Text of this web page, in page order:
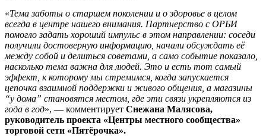
«Тема заботы о старшем поколении и о здоровье в целом
всегда в центре нашего внимания. Партнерство с ОРБИ
помогло задать хороший импульс в этом направлении: соседи
получили достоверную информацию, начали обсуждать её
между собой и делиться советами, а само событие показало,
насколько тема важна для людей. Это и есть тот самый
эффект, к которому мы стремимся, когда запускается
цепочка взаимной поддержки и живого общения, а магазины
“у дома” становятся местом, где эти связи укрепляются из
года в год», — комментирует Снежана Малясова,
руководитель проекта «Центры местного сообщества»
торговой сети «Пятёрочка».